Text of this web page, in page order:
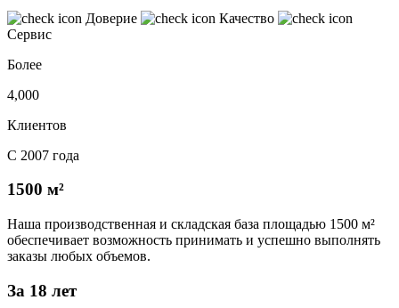
Доверие
Качество
Сервис
Более
4,000
Клиентов
С 2007 года
1500 м²
Наша производственная и складская база площадью 1500 м²
обеспечивает возможность принимать и успешно выполнять
заказы любых объемов.
За 18 лет